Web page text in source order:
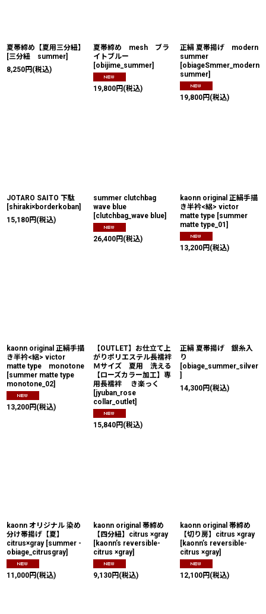
夏帯締め【夏用三分紐】
[三分紐 summer]
8,250円 (税込)
夏帯締め mesh ブラ
イトブルー
[obijime_summer]
19,800円 (税込)
正絹 夏帯揚げ modern
summer
[obiageSmmer_modern
summer]
19,800円 (税込)
JOTARO SAITO 下駄
[shiraki×borderkoban]
15,180円 (税込)
summer clutchbag
wave blue
[clutchbag_wave blue]
26,400円 (税込)
kaonn original 正絹手描
き半衿<絽> victor
matte type [summer
matte type_01]
13,200円 (税込)
kaonn original 正絹手描
き半衿<絽> victor
matte type monotone
[summer matte type
monotone_02]
13,200円 (税込)
【OUTLET】お仕立て上
がりポリエステル長襦袢
Ｍサイズ 夏用 洗える
【ローズカラー加工】専
用長襦袢 き楽っく
[jyuban_rose
collar_outlet]
15,840円 (税込)
正絹 夏帯揚げ 銀糸入
り
[obiage_summer_silver
]
14,300円 (税込)
kaonn オリジナル 染め
分け帯揚げ【夏】
citrus×gray [summer -
obiage_citrusgray]
11,000円 (税込)
kaonn original 帯締め
【四分紐】citrus ×gray
[kaonn’s reversible-
citrus ×gray]
9,130円 (税込)
kaonn original 帯締め
【切り房】citrus ×gray
[kaonn’s reversible-
citrus ×gray]
12,100円 (税込)